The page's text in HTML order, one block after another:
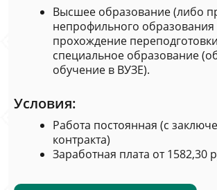
Высшее образование (либо
непрофильного образования
прохождение
специальное образование
обучение в ВУЗЕ).
Условия:
Работа постоянная (с
контракта)
Заработная плата от 1582,30